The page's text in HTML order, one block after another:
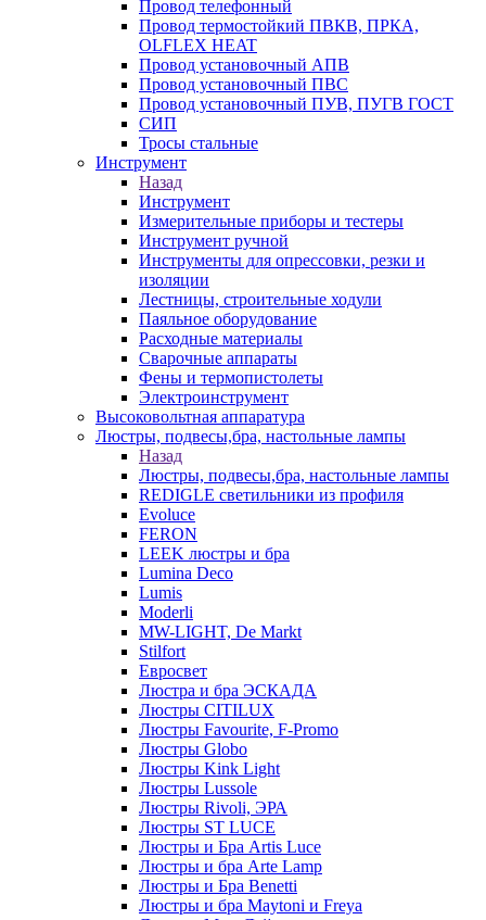
Провод телефонный
Провод термостойкий ПВКВ, ПРКА,
OLFLEX HEAT
Провод установочный АПВ
Провод установочный ПВС
Провод установочный ПУВ, ПУГВ ГОСТ
СИП
Тросы стальные
Инструмент
Назад
Инструмент
Измерительные приборы и тестеры
Инструмент ручной
Инструменты для опрессовки, резки и
изоляции
Лестницы, строительные ходули
Паяльное оборудование
Расходные материалы
Сварочные аппараты
Фены и термопистолеты
Электроинструмент
Высоковольтная аппаратура
Люстры, подвесы,бра, настольные лампы
Назад
Люстры, подвесы,бра, настольные лампы
REDIGLE светильники из профиля
Evoluce
FERON
LEEK люстры и бра
Lumina Deco
Lumis
Moderli
MW-LIGHT, De Markt
Stilfort
Евросвет
Люстра и бра ЭСКАДА
Люстры CITILUX
Люстры Favourite, F-Promo
Люстры Globo
Люстры Kink Light
Люстры Lussole
Люстры Rivoli, ЭРА
Люстры ST LUCE
Люстры и Бра Artis Luce
Люстры и бра Arte Lamp
Люстры и Бра Benetti
Люстры и бра Maytoni и Freya